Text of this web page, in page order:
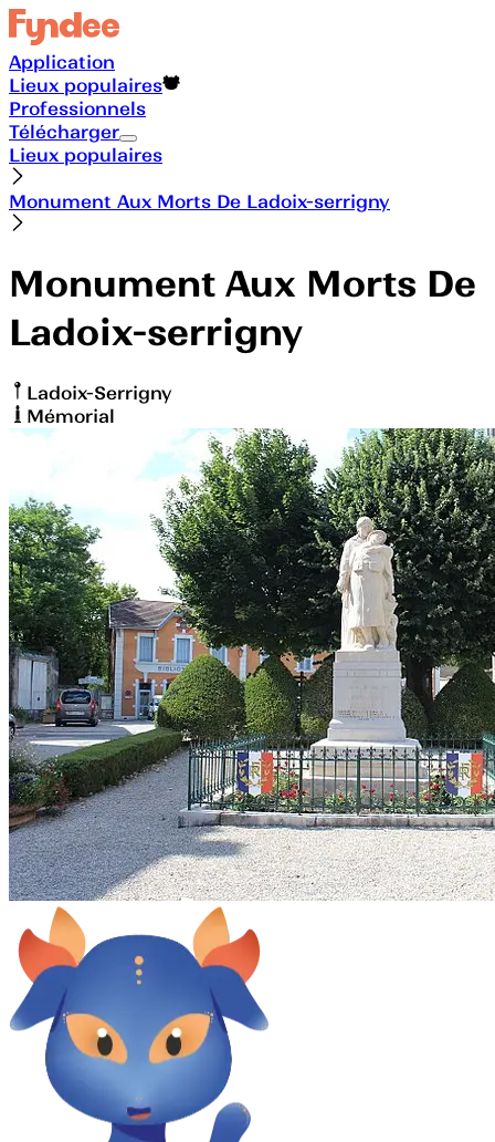
Application
Lieux populaires
Professionnels
Télécharger
Lieux populaires
Monument Aux Morts De Ladoix-serrigny
Monument Aux Morts De
Ladoix-serrigny
Ladoix-Serrigny
Mémorial